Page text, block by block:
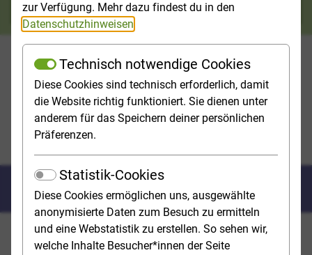
zur Verfügung. Mehr dazu findest du in den
Datenschutzhinweisen
Technisch notwendige Cookies
Diese Cookies sind technisch erforderlich, damit
die Website richtig funktioniert. Sie dienen unter
anderem für das Speichern deiner persönlichen
Präferenzen.
Statistik-Cookies
Diese Cookies ermöglichen uns, ausgewählte
anonymisierte Daten zum Besuch zu ermitteln
und eine Webstatistik zu erstellen. So sehen wir,
welche Inhalte Besucher*innen der Seite
Studies & Universities Study Opportunities
HomepageStudy Opportunities
Rechts­pflege